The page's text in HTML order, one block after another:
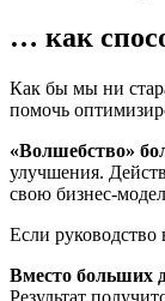
… как
Как бы мы ни
помочь
«Волшебство»
улучшения.
свою бизнес-
Если руководство
Вместо больших